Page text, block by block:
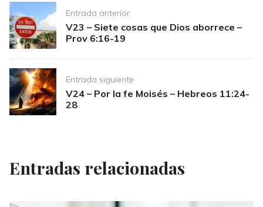
Post
navigation
Entrada anterior
V23 – Siete cosas que Dios aborrece –
Prov 6:16-19
Entrada siguiente
V24 – Por la fe Moisés – Hebreos 11:24-
28
Entradas relacionadas